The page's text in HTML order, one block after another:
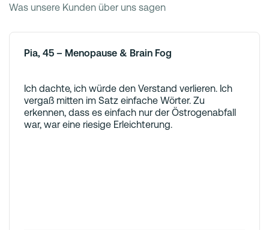
Was unsere Kunden über uns sagen
Pia, 45 – Menopause & Brain Fog
Ich dachte, ich würde den Verstand verlieren. Ich
vergaß mitten im Satz einfache Wörter. Zu
erkennen, dass es einfach nur der Östrogenabfall
war, war eine riesige Erleichterung.